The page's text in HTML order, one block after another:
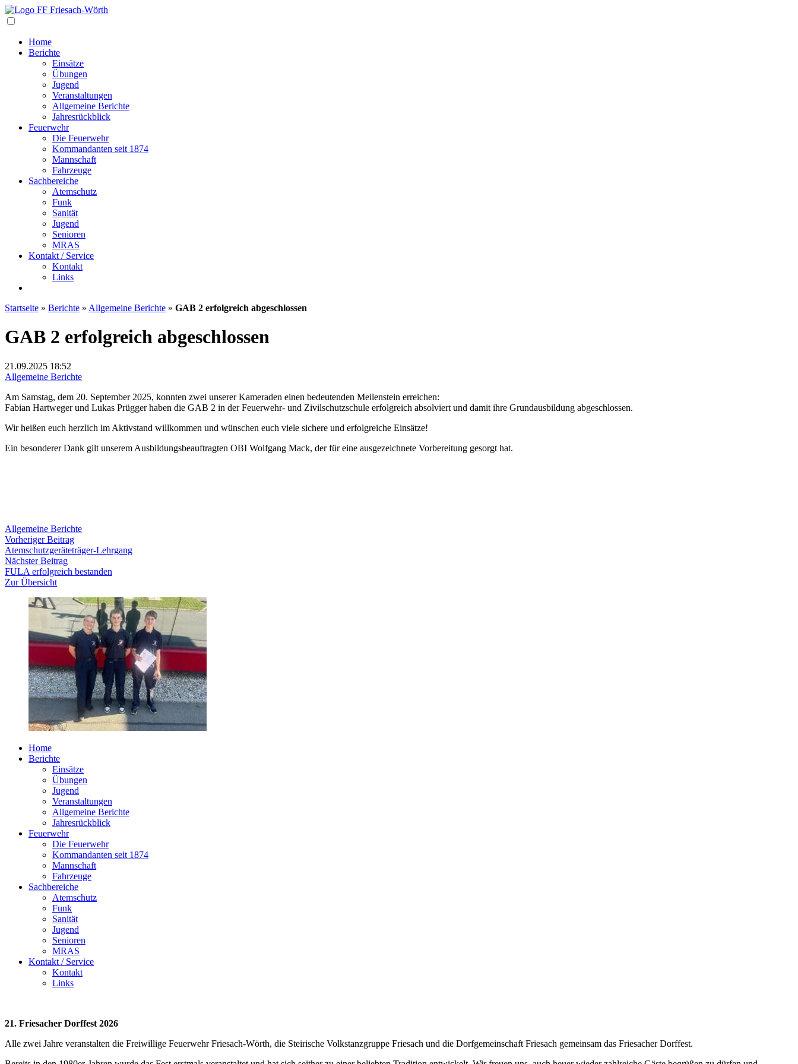
Home
Berichte
Einsätze
Übungen
Jugend
Veranstaltungen
Allgemeine Berichte
Jahresrückblick
Feuerwehr
Die Feuerwehr
Kommandanten seit 1874
Mannschaft
Fahrzeuge
Sachbereiche
Atemschutz
Funk
Sanität
Jugend
Senioren
MRAS
Kontakt / Service
Kontakt
Links
Startseite » Berichte » Allgemeine Berichte » GAB 2 erfolgreich abgeschlossen
GAB 2 erfolgreich abgeschlossen
21.09.2025 18:52
Allgemeine Berichte
Am Samstag, dem 20. September 2025, konnten zwei unserer Kameraden einen bedeutenden Meilenstein erreichen:
Fabian Hartweger und Lukas Prügger haben die GAB 2 in der Feuerwehr- und Zivilschutzschule erfolgreich absolviert und damit ihre Grundausbildung abgeschlossen.
Wir heißen euch herzlich im Aktivstand willkommen und wünschen euch viele sichere und erfolgreiche Einsätze!
Ein besonderer Dank gilt unserem Ausbildungsbeauftragten OBI Wolfgang Mack, der für eine ausgezeichnete Vorbereitung gesorgt hat.
Allgemeine Berichte
Beitragsnavigation
Vorheriger BeitragVorheriger
Beitrag:
Atemschutzgeräteträger-Lehrgang
Nächster BeitragNächster
Beitrag:
FULA erfolgreich bestanden
Zur Übersicht
Home
Berichte
Einsätze
Übungen
Jugend
Veranstaltungen
Allgemeine Berichte
Jahresrückblick
Feuerwehr
Die Feuerwehr
Kommandanten seit 1874
Mannschaft
Fahrzeuge
Sachbereiche
Atemschutz
Funk
Sanität
Jugend
Senioren
MRAS
Kontakt / Service
Kontakt
Links
21. Friesacher Dorffest 2026
Alle zwei Jahre veranstalten die Freiwillige Feuerwehr Friesach-Wörth, die Steirische Volkstanzgruppe Friesach und die Dorfgemeinschaft Friesach gemeinsam das Friesacher Dorffest.